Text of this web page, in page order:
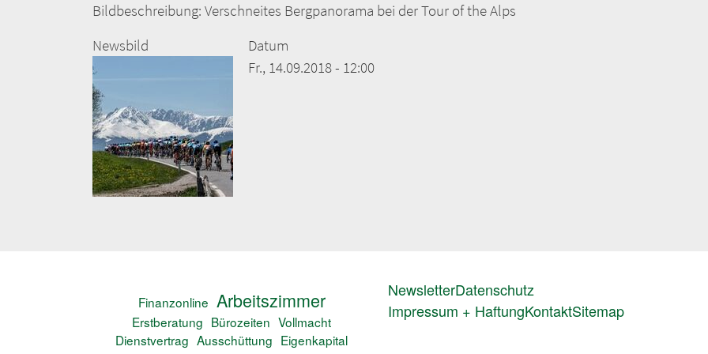
Bildbeschreibung: Verschneites Bergpanorama bei der Tour of the Alps
Newsbild
Datum
Fr., 14.09.2018 - 12:00
Finanzonline Arbeitszimmer
Erstberatung Bürozeiten Vollmacht
Dienstvertrag Ausschüttung Eigenkapital
FUSSZEILENMENÜ
NewsletterDatenschutz
Impressum + HaftungKontaktSitemap